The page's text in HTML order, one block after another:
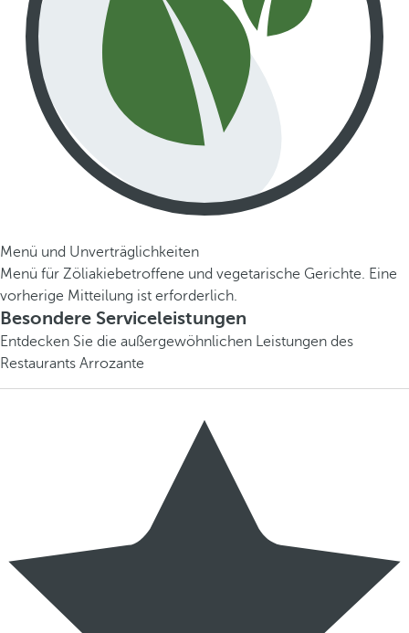
Menü und Unverträglichkeiten
Menü für Zöliakiebetroffene und vegetarische Gerichte. Eine
vorherige Mitteilung ist erforderlich.
Besondere Serviceleistungen
Entdecken Sie die außergewöhnlichen Leistungen des
Restaurants Arrozante